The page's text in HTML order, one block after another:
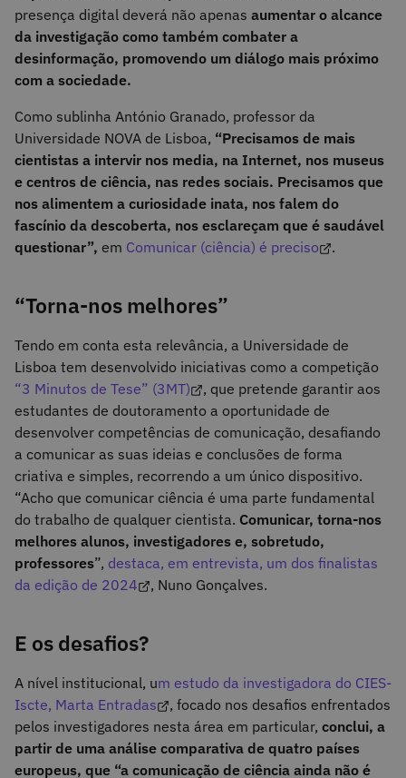
presença digital deverá não apenas aumentar o alcance
da investigação como também combater a
desinformação, promovendo um diálogo mais próximo
com a sociedade.
Como sublinha António Granado, professor da
Universidade NOVA de Lisboa, “Precisamos de mais
cientistas a intervir nos media, na Internet, nos museus
e centros de ciência, nas redes sociais. Precisamos que
nos alimentem a curiosidade inata, nos falem do
fascínio da descoberta, nos esclareçam que é saudável
questionar”, em Comunicar (ciência) é preciso .
“Torna-nos melhores”
Tendo em conta esta relevância, a Universidade de
Lisboa tem desenvolvido iniciativas como a competição
“3 Minutos de Tese” (3MT)
, que pretende garantir aos
estudantes de doutoramento a oportunidade de
desenvolver competências de comunicação, desafiando
a comunicar as suas ideias e conclusões de forma
criativa e simples, recorrendo a um único dispositivo.
“Acho que comunicar ciência é uma parte fundamental
do trabalho de qualquer cientista. Comunicar, torna-nos
melhores alunos, investigadores e, sobretudo,
professores”, destaca, em entrevista, um dos finalistas
da edição de 2024
, Nuno Gonçalves.
E os desafios?
A nível institucional, um estudo da investigadora do CIES-
Iscte, Marta Entradas
, focado nos desafios enfrentados
pelos investigadores nesta área em particular, conclui, a
partir de uma análise comparativa de quatro países
europeus, que “a comunicação de ciência ainda não é